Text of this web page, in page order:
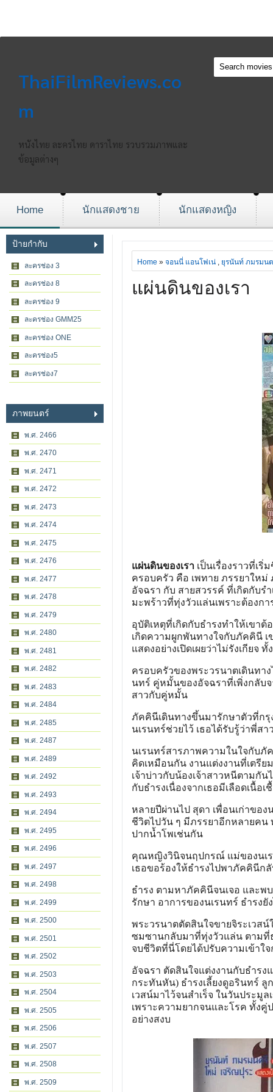
ThaiFilmReviews.co
m
หนังไทย ละครไทย ดาราไทย รวบรวมภาพและ
ข้อมูลต่างๆ
Home นักแสดงชาย นักแสดงหญิง
ป้ายกำกับ
ละครช่อง 3
ละครช่อง 8
ละครช่อง 9
ละครช่อง GMM25
ละครช่อง ONE
ละครช่อง5
ละครช่อง7
ภาพยนตร์
พ.ศ. 2466
พ.ศ. 2470
พ.ศ. 2471
พ.ศ. 2472
พ.ศ. 2473
พ.ศ. 2474
พ.ศ. 2475
พ.ศ. 2476
พ.ศ. 2477
พ.ศ. 2478
พ.ศ. 2479
พ.ศ. 2480
พ.ศ. 2481
พ.ศ. 2482
พ.ศ. 2483
พ.ศ. 2484
พ.ศ. 2485
พ.ศ. 2487
พ.ศ. 2489
พ.ศ. 2492
พ.ศ. 2493
พ.ศ. 2494
พ.ศ. 2495
พ.ศ. 2496
พ.ศ. 2497
พ.ศ. 2498
พ.ศ. 2499
พ.ศ. 2500
พ.ศ. 2501
พ.ศ. 2502
พ.ศ. 2503
พ.ศ. 2504
พ.ศ. 2505
พ.ศ. 2506
พ.ศ. 2507
พ.ศ. 2508
พ.ศ. 2509
Home » จอนนี่ แอนโฟเน่ , ยุรนันท์ ภมรมน
แผ่นดินของเรา
แผ่นดินของเรา เป็นเรื่องราวที่เ
ครอบครัว คือ เพทาย ภรรยาให
อัจฉรา กับ สายสวรรค์ ที่เกิดกับร
มะพร้าวที่ทุ่งวัวแล่นเพราะต้องก
อุบัติเหตุที่เกิดกับธำรงทำให้เขา
เกิดความผูกพันทางใจกับภัคคินี
แสดงอย่างเปิดเผยว่าไม่รังเกียจ
ครอบครัวของพระวรนาตเดินทา
นทร์ คู่หมั้นของอัจฉราที่เพิ่งกลับจ
สาวกับคู่หมั้น
ภัคคินีเดินทางขึ้นมารักษาตัวที่กรุ
นเรนทร์ช่วยไว้ เธอได้รับรู้ว่าพี่ส
นเรนทร์สารภาพความในใจกับ
คิดเหมือนกัน งานแต่งงานที่เตรี
เจ้าบ่าวกับน้องเจ้าสาวหนีตามกั
กับธำรงเนื่องจากเธอมีเลือดเนื้อ
หลายปีผ่านไป สุดา เพื่อนเก่าขอ
ชีวิตไปวัน ๆ มีภรรยาอีกหลายคน
ปากน้ำโพเช่นกัน
คุณหญิงวินิจนฤปกรณ์ แม่ของนเร
เธอขอร้องให้ธำรงไปพาภัคคินีก
ธำรง ตามหาภัคคินีจนเจอ และพ
รักษา อาการของนเรนทร์ ธำรง
พระวรนาตตัดสินใจขายจิระเวส
ซมซานกลับมาที่ทุ่งวัวแล่น ตามที่
จบชีวิตที่นี่โดยได้ปรับความเข้าใ
อัจฉรา ตัดสินใจแต่งงานกับธำรง
กระทันหัน) ธำรงเลี้ยงดูอรินทร์
เวสน์มาไว้จนสำเร็จ ในวันประมู
เพราะความยากจนและโรค ทั้งคู่
อย่างสงบ